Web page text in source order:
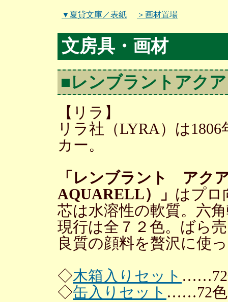
▼夏貸文庫／表紙 ＞画材置場
文房具・画材
■レンブラントアク
【リラ】
リラ社（LYRA）は
カー。
「レンブラント アク
AQUARELL）」 はプロ
芯は水溶性の軟質。六
現行は全７２色。ばら
良質の顔料を贅沢に使
◇木箱入りセット ……72
◇缶入りセット ……72色